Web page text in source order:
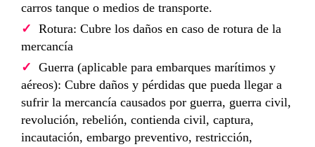
carros tanque o medios de transporte.
Rotura: Cubre los daños en caso de rotura de la
mercancía
Guerra (aplicable para embarques marítimos y
aéreos): Cubre daños y pérdidas que pueda llegar a
sufrir la mercancía causados por guerra, guerra civil,
revolución, rebelión, contienda civil, captura,
incautación, embargo preventivo, restricción,